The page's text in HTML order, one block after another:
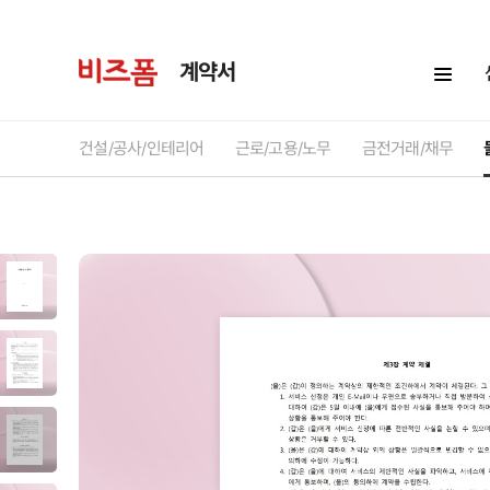
계약서
건설/공사/인테리어 근로/고용/노무 금전거래/채무